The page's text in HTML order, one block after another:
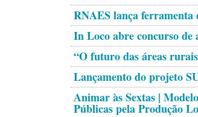
RNAES lança ferramenta
In Loco abre concurso de
“O futuro das áreas
Lançamento do projeto
Animar às Sextas |
Públicas pela Produção